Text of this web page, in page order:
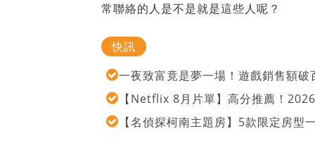
常聯絡的人是不是就是這些人呢？
快訊
一夜致富竟是夢一場！遊戲銷售額
【Netflix 8月片單】高分推薦！
【名偵探柯南主題房】5款限定房